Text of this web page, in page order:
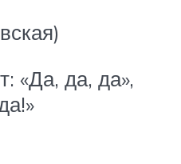
«Да, да, да»,